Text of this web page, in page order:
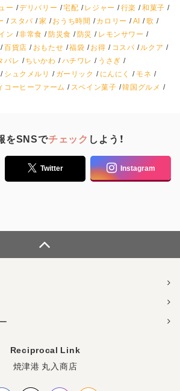
ー デリバリー 宅配 レジャー 行楽
和菓子
スタバ 家 おうち時間 カロリー AI
歌
ン 非常食 防災食 防災
レモンサワー
百貨店 おもたせ 福袋 お得 コスパ
ルクア
バレ ちいかわ ハチワレ
うさぎ
シュクメルリ ガーリック にんにく
モネ
コーヒーファーム スペイン菓子 韓国グルメ
をSNSでチェック しよう！
Twitter Instagram
Reciprocal Link
焼津港 丸入商店